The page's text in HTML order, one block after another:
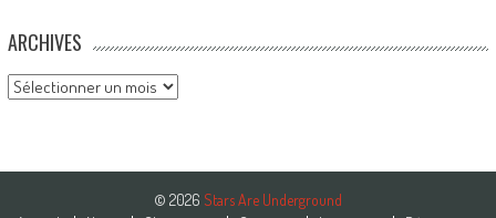
ARCHIVES
Archives
© 2026 Stars Are Underground